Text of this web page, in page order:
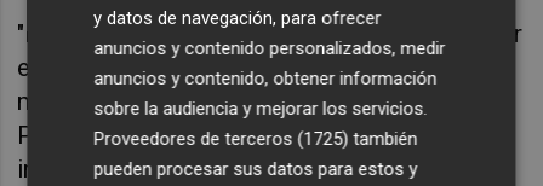
"Este acuerdo es fruto de nuestra apuesta por
el crecimiento y el desarrollo de nuestro
modelo 100% independiente, que Ética
Patrimonios comparte, en una zona tan
importante y cercana como Valencia.
y datos de navegación, para ofrecer
anuncios y contenido personalizados, medir
anuncios y contenido, obtener información
sobre la audiencia y mejorar los servicios.
Proveedores de terceros (1725) también
pueden procesar sus datos para estos y